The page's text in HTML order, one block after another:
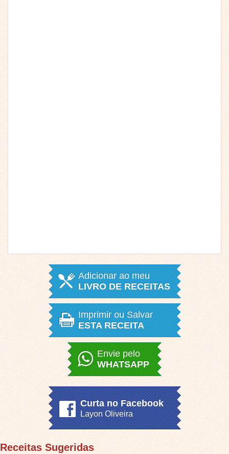
Adicionar ao meu
LIVRO DE RECEITAS
Imprimir ou Salvar
ESTA RECEITA
Envie pelo
WHATSAPP
Curta no Facebook
Layon Oliveira
Receitas Sugeridas